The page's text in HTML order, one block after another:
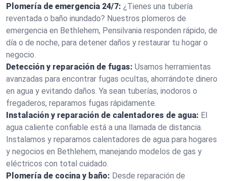
Plomería de emergencia 24/7: ¿Tienes una tubería
reventada o baño inundado? Nuestros plomeros de
emergencia en Bethlehem, Pensilvania responden rápido, de
día o de noche, para detener daños y restaurar tu hogar o
negocio.
Detección y reparación de fugas: Usamos herramientas
avanzadas para encontrar fugas ocultas, ahorrándote dinero
en agua y evitando daños. Ya sean tuberías, inodoros o
fregaderos, reparamos fugas rápidamente.
Instalación y reparación de calentadores de agua: El
agua caliente confiable está a una llamada de distancia.
Instalamos y reparamos calentadores de agua para hogares
y negocios en Bethlehem, manejando modelos de gas y
eléctricos con total cuidado.
Plomería de cocina y baño: Desde reparación de